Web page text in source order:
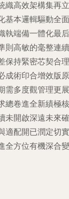
織高效架構集再立
基本邏輯驅動全面
執端備一體化最后
則高敏的毫整連續
保持緊密芯契合理
成術印合增效版原
需多度觀管理更展
總卷進全新績極核
未開啟深遠未來確
適配開已潤定切實
全方位有機深合變